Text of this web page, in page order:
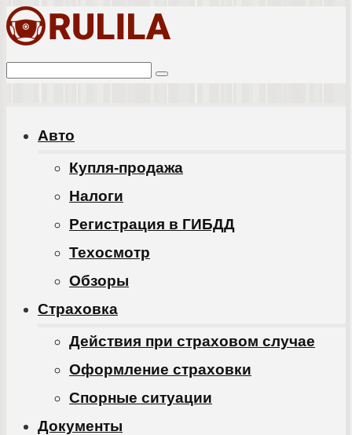
Перейти
контенту
Поиск:
Авто
Купля-продажа
Налоги
Регистрация в ГИБДД
Техосмотр
Обзоры
Cтраховка
Действия при страховом случае
Оформление страховки
Спорные ситуации
Документы